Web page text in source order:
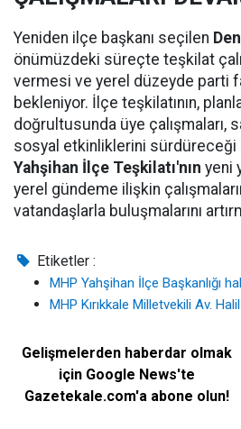
Yeniden ilçe başkanı seçilen
önümüzdeki süreçte teşkilat
vermesi ve yerel düzeyde parti
bekleniyor. İlçe teşkilatının,
doğrultusunda üye çalışmaları,
sosyal etkinliklerini sürdüreceği
Yahşihan İlçe Teşkilatı'nın yeni
yerel gündeme ilişkin
vatandaşlarla buluşmalarını
Etiketler :
MHP Yahşihan İlçe Başkanlığı
MHP Kırıkkale Milletvekili Av.
Gelişmelerden haberdar olmak
için Google News'te
Gazetekale.com'a abone olun!